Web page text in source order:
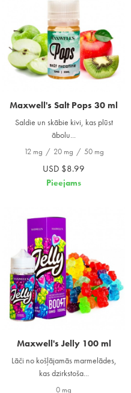
Maxwell's Salt Pops 30 ml
Saldie un skābie kivi, kas plūst
ābolu...
12 mg / 20 mg / 50 mg
USD $8.99
Pieejams
Maxwell's Jelly 100 ml
Lāči no košļājamās marmelādes,
kas dzirkstoša...
0 mg